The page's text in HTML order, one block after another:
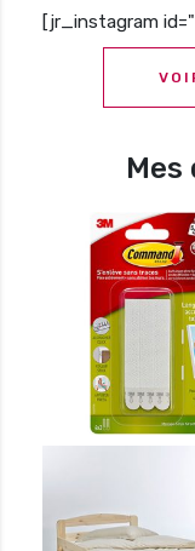
[jr_instagram